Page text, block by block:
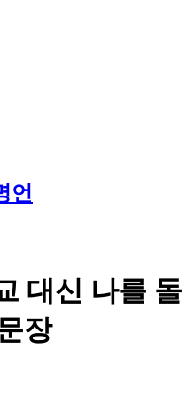
언
대신 나를 돌
장